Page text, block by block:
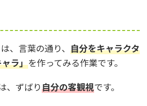
、言葉の通り、 自分をキャラクタ
ラ」を作ってみる作業です。
、ずばり自分の客観視です。